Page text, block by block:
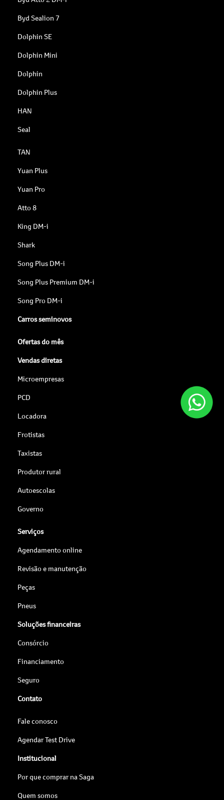
Byd Sealion 7
Dolphin SE
Dolphin Mini
Dolphin
Dolphin Plus
HAN
Seal
TAN
Yuan Plus
Yuan Pro
Atto 8
King DM-i
Shark
Song Plus DM-i
Song Plus Premium DM-i
Song Pro DM-i
Carros seminovos
Ofertas do mês
Vendas diretas
Microempresas
PCD
Locadora
Frotistas
Taxistas
Produtor rural
Autoescolas
Governo
Serviços
Agendamento online
Revisão e manutenção
Peças
Pneus
Soluções financeiras
Consórcio
Financiamento
Seguro
Contato
Fale conosco
Agendar Test Drive
Institucional
Por que comprar na Saga
Quem somos